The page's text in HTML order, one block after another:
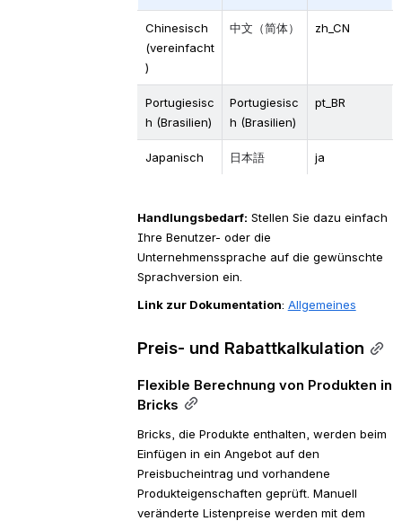
Chinesisch
(vereinfacht
)
中文（简体） zh_CN
Portugiesisc
h (Brasilien)
Portugiesisc
h (Brasilien)
pt_BR
Japanisch 日本語 ja
Handlungsbedarf: Stellen Sie dazu einfach
Ihre Benutzer- oder die
Unternehmenssprache auf die gewünschte
Sprachversion ein.
Link zur Dokumentation: Allgemeines
Preis- und Rabattkalkulation
Flexible Berechnung von Produkten in
Bricks
Bricks, die Produkte enthalten, werden beim
Einfügen in ein Angebot auf den
Preisbucheintrag und vorhandene
Produkteigenschaften geprüft. Manuell
veränderte Listenpreise werden mit dem